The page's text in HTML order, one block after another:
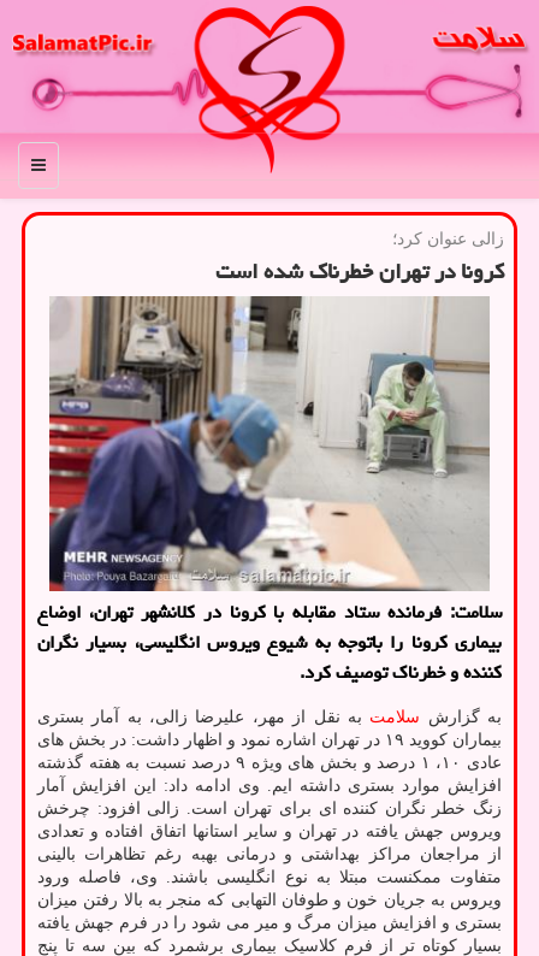
منو
زالی عنوان كرد؛
كرونا در تهران خطرناك شده است
سلامت: فرمانده ستاد مقابله با کرونا در کلانشهر تهران، اوضاع
بیماری کرونا را باتوجه به شیوع ویروس انگلیسی، بسیار نگران
کننده و خطرناک توصیف کرد.
به گزارش سلامت به نقل از مهر، علیرضا زالی، به آمار بستری
بیماران کووید ۱۹ در تهران اشاره نمود و اظهار داشت: در بخش های
عادی ۱۰، ۱ درصد و بخش های ویژه ۹ درصد نسبت به هفته گذشته
افزایش موارد بستری داشته ایم. وی ادامه داد: این افزایش آمار
زنگ خطر نگران کننده ای برای تهران است. زالی افزود: چرخش
ویروس جهش یافته در تهران و سایر استانها اتفاق افتاده و تعدادی
از مراجعان مراکز بهداشتی و درمانی بهبه رغم تظاهرات بالینی
متفاوت ممکنست مبتلا به نوع انگلیسی باشند. وی، فاصله ورود
ویروس به جریان خون و طوفان التهابی که منجر به بالا رفتن میزان
بستری و افزایش میزان مرگ و میر می شود را در فرم جهش یافته
بسیار کوتاه تر از فرم کلاسیک بیماری برشمرد که بین سه تا پنج